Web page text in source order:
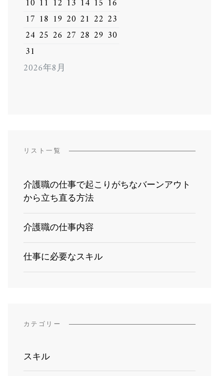
2026年8月
10 11 12 13 14 15 16
17 18 19 20 21 22 23
24 25 26 27 28 29 30
31
リスト一覧
介護職の仕事で起こりがちなバーンアウト
から立ち直る方法
介護職の仕事内容
仕事に必要なスキル
カテゴリー
スキル